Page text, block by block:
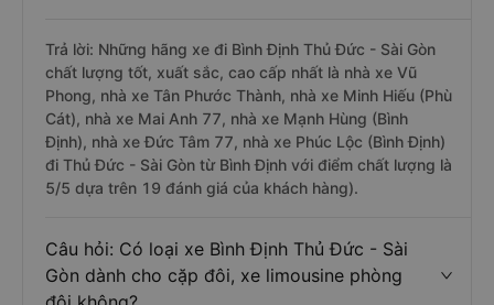
Trả lời: Những hãng xe đi Bình Định Thủ Đức - Sài Gòn
chất lượng tốt, xuất sắc, cao cấp nhất là nhà xe Vũ
Phong, nhà xe Tân Phước Thành, nhà xe Minh Hiếu (Phù
Cát), nhà xe Mai Anh 77, nhà xe Mạnh Hùng (Bình
Định), nhà xe Đức Tâm 77, nhà xe Phúc Lộc (Bình Định)
đi Thủ Đức - Sài Gòn từ Bình Định với điểm chất lượng là
5/5 dựa trên 19 đánh giá của khách hàng).
Câu hỏi: Có loại xe Bình Định Thủ Đức - Sài
Gòn dành cho cặp đôi, xe limousine phòng